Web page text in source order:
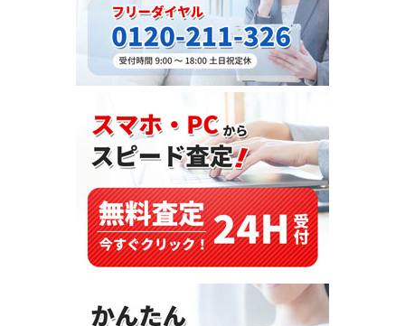
2011
年
式
を
ン
ト
ビ
ン
セ
ン
ト・
グ
ナ